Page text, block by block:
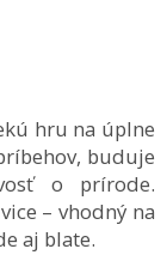
hru na úplne
buduje
o prírode.
– vhodný na
aj blate.